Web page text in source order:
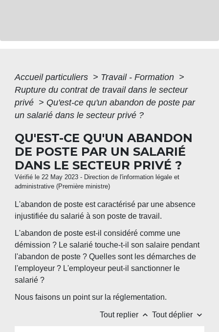
Accueil particuliers > Travail - Formation >
Rupture du contrat de travail dans le secteur
privé > Qu'est-ce qu'un abandon de poste par
un salarié dans le secteur privé ?
QU'EST-CE QU'UN ABANDON
DE POSTE PAR UN SALARIÉ
DANS LE SECTEUR PRIVÉ ?
Vérifié le 22 May 2023 - Direction de l'information légale et
administrative (Première ministre)
L'abandon de poste est caractérisé par une absence
injustifiée du salarié à son poste de travail.
L'abandon de poste est-il considéré comme une
démission ? Le salarié touche-t-il son salaire pendant
l'abandon de poste ? Quelles sont les démarches de
l'employeur ? L'employeur peut-il sanctionner le
salarié ?
Nous faisons un point sur la réglementation.
Tout replier keyboard_arrow_up Tout déplier keyboard_arrow_down